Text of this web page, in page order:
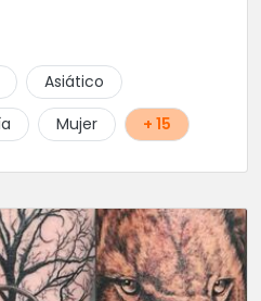
Asiático
Mujer + 15